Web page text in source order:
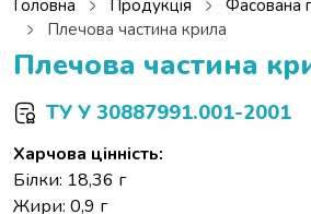
Головна Продукція
Фасована
Плечова частина крила
Плечова частина
ТУ У 30887991.001-2001
Харчова цінність:
Білки: 18,36 г
Жири: 0,9 г